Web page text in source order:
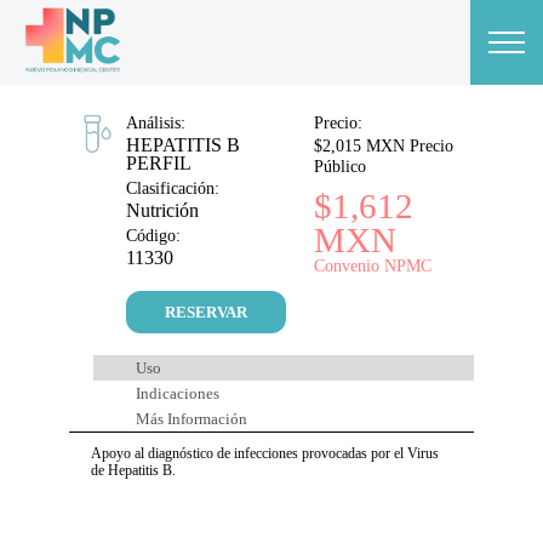
Análisis:
HEPATITIS B
PERFIL
Clasificación:
Nutrición
Código:
11330
RESERVAR
Precio:
$2,015 MXN Precio
Público
$1,612
MXN
Convenio NPMC
Uso
Indicaciones
Más Información
Apoyo al diagnóstico de infecciones provocadas por el Virus
de Hepatitis B.